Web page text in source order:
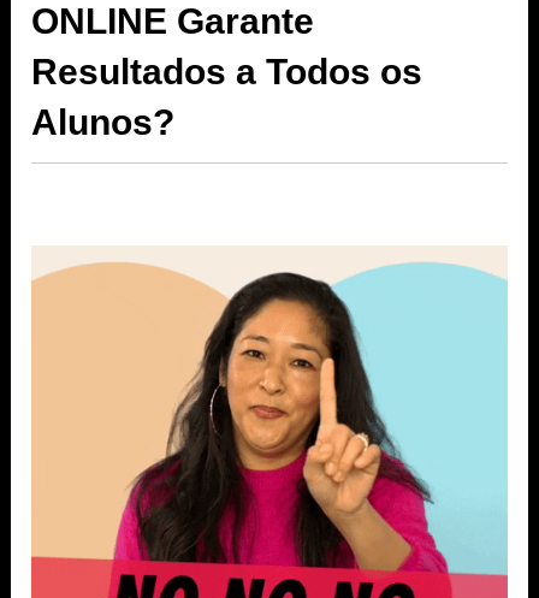
ONLINE Garante
Resultados a Todos os
Alunos?